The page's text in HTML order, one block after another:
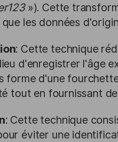
»). Cette
les données
: Cette technique
d'enregistrer l'âge
forme d'une
tout en fournissant
: Cette technique
éviter une